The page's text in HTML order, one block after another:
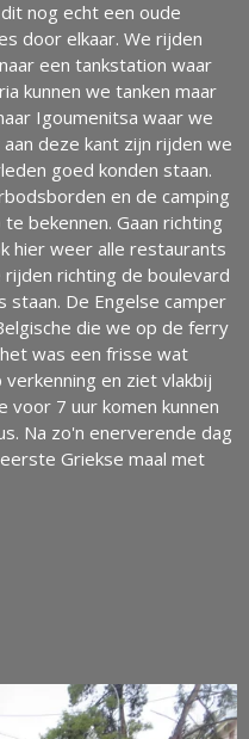
nog echt een oude
door elkaar. We rijden
een tankstation waar
kunnen we tanken maar
Igoumenitsa waar we
deze kant zijn rijden we
goed konden staan.
en de camping
bekennen. Gaan richting
hier weer alle restaurants
richting de boulevard
staan. De Engelse camper
die we op de ferry
was een frisse wat
en ziet vlakbij
voor 7 uur komen kunnen
Na zo'n enerverende dag
Griekse maal met